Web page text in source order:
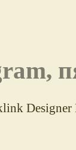
Designer